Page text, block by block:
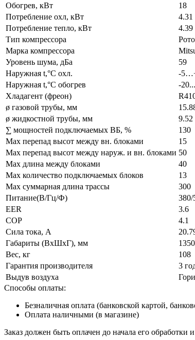
Обогрев, кВт
18
Потребление охл, кВт
4.31
Потребление тепло, кВт
4.39
Тип компрессора
Марка компрессора
Уровень шума, дБа
59
Наружная t,°C охл.
-
Наружная t,°C обогрев
-
Хладагент (фреон)
ø газовой трубы, мм
ø жидкостной трубы, мм
9.52
∑ мощностей подключаемых ВБ, %
130
Max перепад высот между вн. блоками
15
Max перепад высот между наруж. и вн. блоками 50
Max длина между блоками
40
Max количество подключаемых блоков
13
Max суммарная длина трассы
300
Питание(В/Гц/Ф)
380/
EER
3.6
COP
4.1
Сила тока, А
Габариты (ВxШxГ), мм
Вес, кг
108
Гарантия производителя
3
Выдув воздуха
Способы оплаты:
Безналичная оплата (банковской картой,
Оплата наличными (в магазине)
Заказ должен быть оплачен до начала его